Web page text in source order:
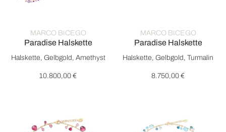
MARCO BICEGO
Paradise Halskette
Marco Bicego Paradise Halskette, Ref: CB2585 MIX331 Y,
Halskette, Gelbgold, Amethyst
10.800,00 €
MARCO BICEGO
Paradise Halskette
Marco Bicego Paradise
Halskette, Gelbgold, Turmalin
8.750,00 €